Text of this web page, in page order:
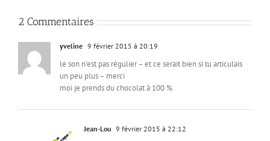
2 Commentaires
yveline 9 février 2015 à 20:19
le son n’est pas régulier – et ce serait bien si tu articulais
un peu plus – merci
moi je prends du chocolat à 100 %
Jean-Lou 9 février 2015 à 22:12